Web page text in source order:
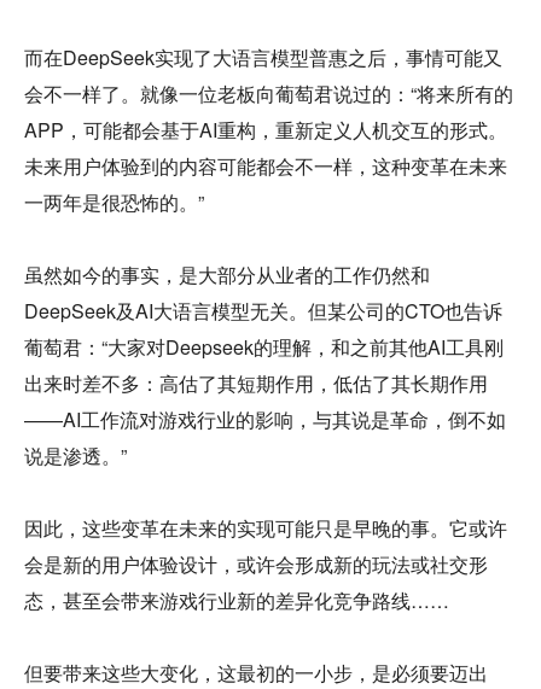
而在DeepSeek实现了大语言模型普惠之后，事情可能又
会不一样了。就像一位老板向葡萄君说过的：“将来所有的
APP，可能都会基于AI重构，重新定义人机交互的形式。
未来用户体验到的内容可能都会不一样，这种变革在未来
一两年是很恐怖的。”
虽然如今的事实，是大部分从业者的工作仍然和
DeepSeek及AI大语言模型无关。但某公司的CTO也告诉
葡萄君：“大家对Deepseek的理解，和之前其他AI工具刚
出来时差不多：高估了其短期作用，低估了其长期作用
——AI工作流对游戏行业的影响，与其说是革命，倒不如
说是渗透。”
因此，这些变革在未来的实现可能只是早晚的事。它或许
会是新的用户体验设计，或许会形成新的玩法或社交形
态，甚至会带来游戏行业新的差异化竞争路线……
但要带来这些大变化，这最初的一小步，是必须要迈出